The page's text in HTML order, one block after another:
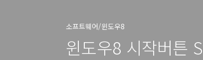
소프트웨어/윈도우8
윈도우8 시작버튼